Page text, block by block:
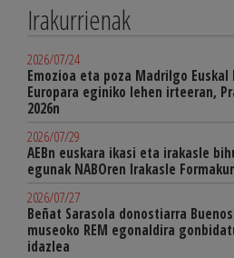
Irakurrienak
2026/07/24
Emozioa eta poza Madrilgo Euskal
Europara eginiko lehen irteeran,
2026n
2026/07/29
AEBn euskara ikasi eta irakasle
egunak NABOren Irakasle
2026/07/27
Beñat Sarasola donostiarra
museoko REM egonaldira
idazlea